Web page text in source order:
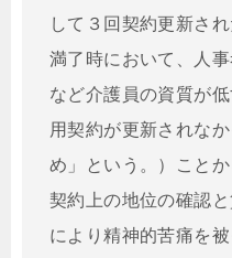
して３回契約更新され
満了時において、人
など介護員の資質が
用契約が更新されな
め」という。）ことか
契約上の地位の確認
により精神的苦痛を